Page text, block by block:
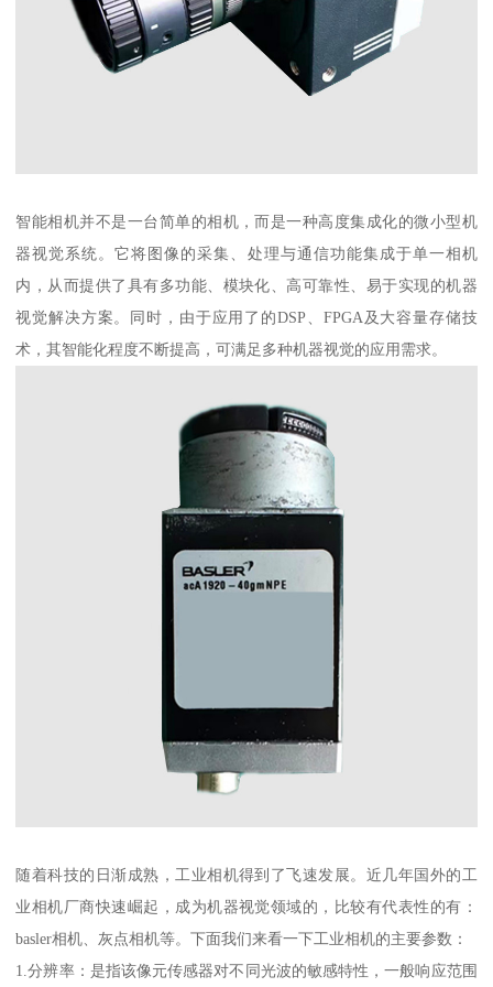
智能相机并不是一台简单的相机，而是一种高度集成化的微小型机
器视觉系统。它将图像的采集、处理与通信功能集成于单一相机
内，从而提供了具有多功能、模块化、高可靠性、易于实现的机器
视觉解决方案。同时，由于应用了的DSP、FPGA及大容量存储技
术，其智能化程度不断提高，可满足多种机器视觉的应用需求。
随着科技的日渐成熟，工业相机得到了飞速发展。近几年国外的工
业相机厂商快速崛起，成为机器视觉领域的，比较有代表性的有：
basler相机、灰点相机等。下面我们来看一下工业相机的主要参数：
1.分辨率：是指该像元传感器对不同光波的敏感特性，一般响应范围